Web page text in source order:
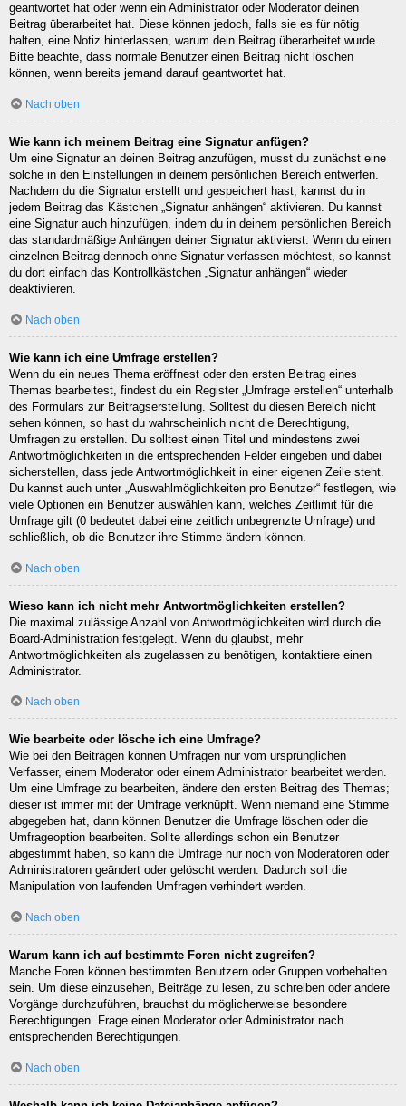
geantwortet hat oder wenn ein Administrator oder Moderator deinen
Beitrag überarbeitet hat. Diese können jedoch, falls sie es für nötig
halten, eine Notiz hinterlassen, warum dein Beitrag überarbeitet wurde.
Bitte beachte, dass normale Benutzer einen Beitrag nicht löschen
können, wenn bereits jemand darauf geantwortet hat.
Nach oben
Wie kann ich meinem Beitrag eine Signatur anfügen?
Um eine Signatur an deinen Beitrag anzufügen, musst du zunächst eine
solche in den Einstellungen in deinem persönlichen Bereich entwerfen.
Nachdem du die Signatur erstellt und gespeichert hast, kannst du in
jedem Beitrag das Kästchen „Signatur anhängen“ aktivieren. Du kannst
eine Signatur auch hinzufügen, indem du in deinem persönlichen Bereich
das standardmäßige Anhängen deiner Signatur aktivierst. Wenn du einen
einzelnen Beitrag dennoch ohne Signatur verfassen möchtest, so kannst
du dort einfach das Kontrollkästchen „Signatur anhängen“ wieder
deaktivieren.
Nach oben
Wie kann ich eine Umfrage erstellen?
Wenn du ein neues Thema eröffnest oder den ersten Beitrag eines
Themas bearbeitest, findest du ein Register „Umfrage erstellen“ unterhalb
des Formulars zur Beitragserstellung. Solltest du diesen Bereich nicht
sehen können, so hast du wahrscheinlich nicht die Berechtigung,
Umfragen zu erstellen. Du solltest einen Titel und mindestens zwei
Antwortmöglichkeiten in die entsprechenden Felder eingeben und dabei
sicherstellen, dass jede Antwortmöglichkeit in einer eigenen Zeile steht.
Du kannst auch unter „Auswahlmöglichkeiten pro Benutzer“ festlegen, wie
viele Optionen ein Benutzer auswählen kann, welches Zeitlimit für die
Umfrage gilt (0 bedeutet dabei eine zeitlich unbegrenzte Umfrage) und
schließlich, ob die Benutzer ihre Stimme ändern können.
Nach oben
Wieso kann ich nicht mehr Antwortmöglichkeiten erstellen?
Die maximal zulässige Anzahl von Antwortmöglichkeiten wird durch die
Board-Administration festgelegt. Wenn du glaubst, mehr
Antwortmöglichkeiten als zugelassen zu benötigen, kontaktiere einen
Administrator.
Nach oben
Wie bearbeite oder lösche ich eine Umfrage?
Wie bei den Beiträgen können Umfragen nur vom ursprünglichen
Verfasser, einem Moderator oder einem Administrator bearbeitet werden.
Um eine Umfrage zu bearbeiten, ändere den ersten Beitrag des Themas;
dieser ist immer mit der Umfrage verknüpft. Wenn niemand eine Stimme
abgegeben hat, dann können Benutzer die Umfrage löschen oder die
Umfrageoption bearbeiten. Sollte allerdings schon ein Benutzer
abgestimmt haben, so kann die Umfrage nur noch von Moderatoren oder
Administratoren geändert oder gelöscht werden. Dadurch soll die
Manipulation von laufenden Umfragen verhindert werden.
Nach oben
Warum kann ich auf bestimmte Foren nicht zugreifen?
Manche Foren können bestimmten Benutzern oder Gruppen vorbehalten
sein. Um diese einzusehen, Beiträge zu lesen, zu schreiben oder andere
Vorgänge durchzuführen, brauchst du möglicherweise besondere
Berechtigungen. Frage einen Moderator oder Administrator nach
entsprechenden Berechtigungen.
Nach oben